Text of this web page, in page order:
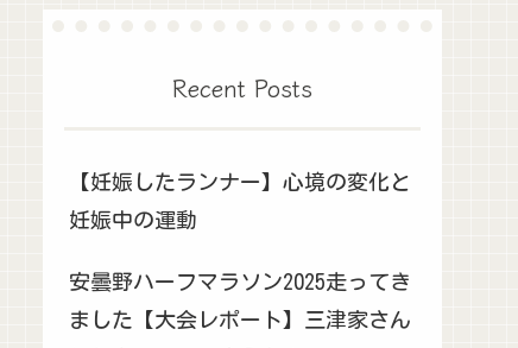
Recent Posts
【妊娠したランナー】心境の変化と
妊娠中の運動
安曇野ハーフマラソン2025走ってき
ました【大会レポート】三津家さん